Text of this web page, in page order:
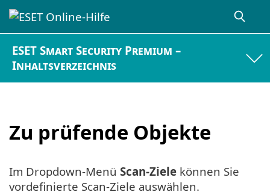
ESET Smart Security Premium –
Inhaltsverzeichnis
Zu prüfende Objekte
Im Dropdown-Menü Scan-Ziele können Sie
vordefinierte Scan-Ziele auswählen.